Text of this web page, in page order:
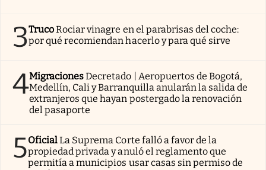
3TrucoRociar vinagre en el parabrisas del coche:
por qué recomiendan hacerlo y para qué sirve
4MigracionesDecretado | Aeropuertos de Bogotá,
Medellín, Cali y Barranquilla anularán la salida de
extranjeros que hayan postergado la renovación
del pasaporte
5OficialLa Suprema Corte falló a favor de la
propiedad privada y anuló el reglamento que
permitía a municipios usar casas sin permiso de